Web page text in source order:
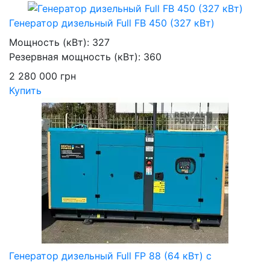
Генератор дизельный Full FB 450 (327 кВт)
Мощность (кВт): 327
Резервная мощность (кВт): 360
2 280 000 грн
Купить
Генератор дизельный Full FP 88 (64 кВт) с